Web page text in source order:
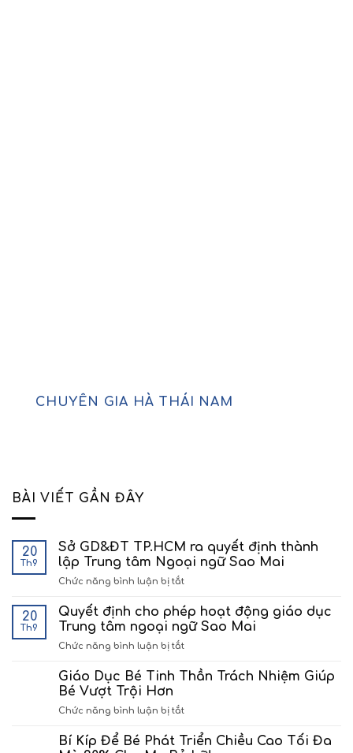
CHUYÊN GIA HÀ THÁI NAM
BÀI VIẾT GẦN ĐÂY
20
Th9
Sở GD&ĐT TP.HCM ra quyết định thành
lập Trung tâm Ngoại ngữ Sao Mai
Chức năng bình luận bị tắtở
GD&ĐT
TP.HCM
ra
quyết
thành
tâm
ngữ
20
Th9
Quyết định cho phép hoạt động giáo dục
Trung tâm ngoại ngữ Sao Mai
Chức năng bình luận bị tắtở
định
hoạt
giáo
Giáo Dục Bé Tinh Thần Trách Nhiệm Giúp
Bé Vượt Trội Hơn
Chức năng bình luận bị tắtở
Dục
Bé
Bí Kíp Để Bé Phát Triển Chiều Cao Tối Đa